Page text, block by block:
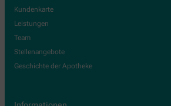
Kundenkarte
Leistungen
Team
Stellenangebote
Geschichte der Apotheke